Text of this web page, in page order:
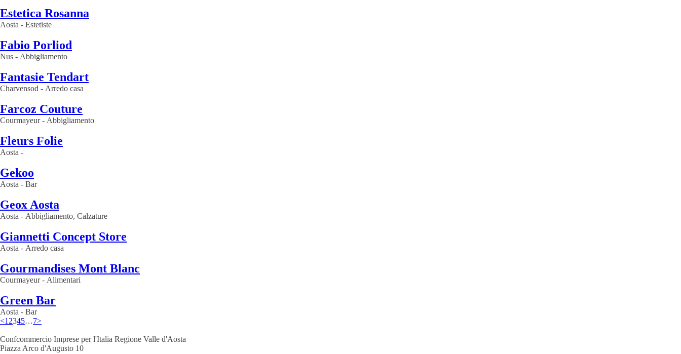
Estetica Rosanna
Aosta - Estetiste
Fabio Porliod
Nus - Abbigliamento
Fantasie Tendart
Charvensod - Arredo casa
Farcoz Couture
Courmayeur- Abbigliamento
Fleurs Folie
Aosta -
Gekoo
Aosta - Bar
Geox Aosta
Aosta - Abbigliamento, Calzature
Giannetti Concept Store
Aosta - Arredo casa
Gourmandises Mont Blanc
Courmayeur- Alimentari
Green Bar
Aosta - Bar
<1 2345…7>
Confcommercio Imprese per l'Italia Regione Valle d'Aosta
Piazza Arco d'Augusto 10